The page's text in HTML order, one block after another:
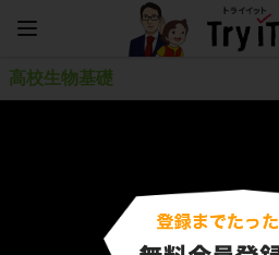
高校生物基礎